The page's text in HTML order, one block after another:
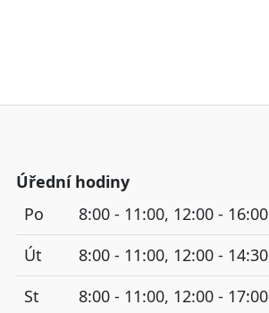
Úřední hodiny
Po
8:00 - 11:00, 12:00 - 16:00
Út
8:00 - 11:00, 12:00 - 14:30
St
8:00 - 11:00, 12:00 - 17:00